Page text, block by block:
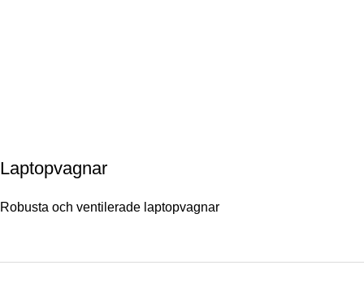
Laptopvagnar
Robusta och ventilerade laptopvagnar